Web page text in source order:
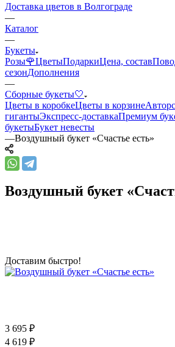
Доставка цветов в Волгограде
—
Каталог
—
Букеты
Розы🌹ЦветыПодаркиЦена, состав
сезонДополнения
—
Сборные букеты🤍
Цветы в коробкеЦветы в корзине
гигантыЭкспресс-доставкаПремиум
букетыБукет невесты
—Воздушный букет «Счастье есть»
Воздушный букет
Доставим быстро!
3 695 ₽
4 619 ₽